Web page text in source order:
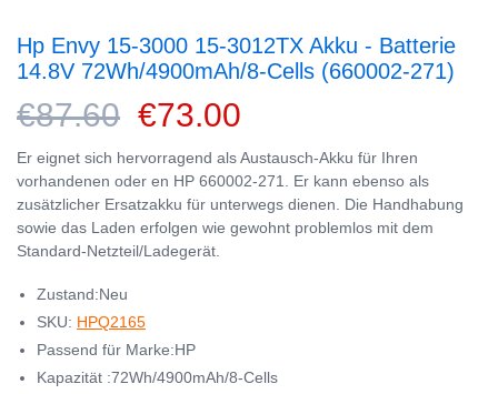
Hp Envy 15-3000 15-3012TX Akku - Batterie
14.8V 72Wh/4900mAh/8-Cells (660002-271)
€87.60 €73.00
Er eignet sich hervorragend als Austausch-Akku für Ihren
vorhandenen oder en HP 660002-271. Er kann ebenso als
zusätzlicher Ersatzakku für unterwegs dienen. Die Handhabung
sowie das Laden erfolgen wie gewohnt problemlos mit dem
Standard-Netzteil/Ladegerät.
Zustand:Neu
SKU: HPQ2165
Passend für Marke:HP
Kapazität :72Wh/4900mAh/8-Cells